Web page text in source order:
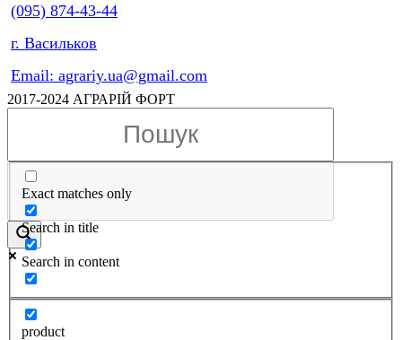
(095) 874-43-44
г. Васильков
Email: agrariy.ua@gmail.com
2017-2024 АГРАРІЙ ФОРТ
Exact matches only
Search in title
Search in content
product